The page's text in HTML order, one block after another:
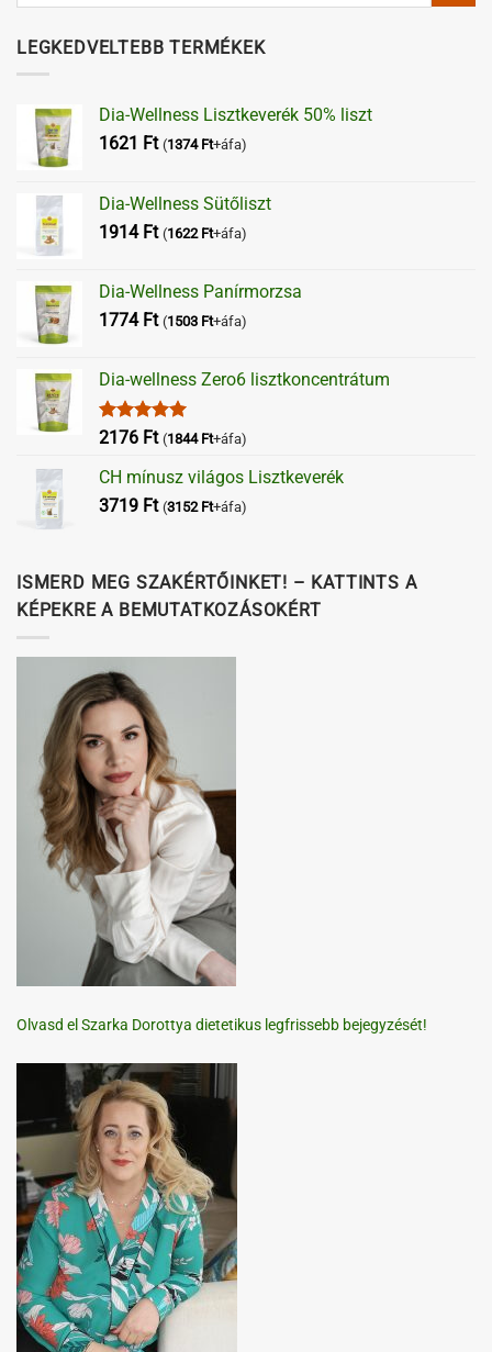
LEGKEDVELTEBB TERMÉKEK
Dia-Wellness Lisztkeverék 50% liszt
1621 Ft (1374 Ft+áfa)
Dia-Wellness Sütőliszt
1914 Ft (1622 Ft+áfa)
Dia-Wellness Panírmorzsa
1774 Ft (1503 Ft+áfa)
Dia-wellness Zero6 lisztkoncentrátum
Értékelés:
2176 Ft (1844 Ft+áfa)
CH mínusz világos Lisztkeverék
3719 Ft (3152 Ft+áfa)
ISMERD MEG SZAKÉRTŐINKET! – KATTINTS A
KÉPEKRE A BEMUTATKOZÁSOKÉRT
Olvasd el Szarka Dorottya dietetikus legfrissebb bejegyzését!